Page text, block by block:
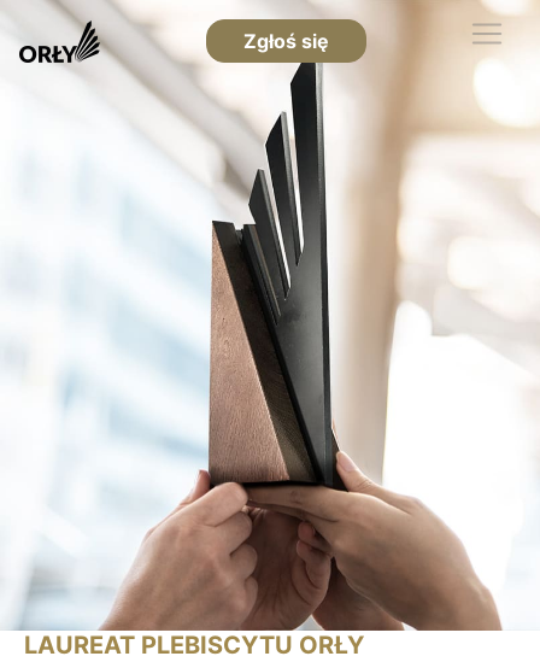
Zgłoś się
LAUREAT PLEBISCYTU ORŁY